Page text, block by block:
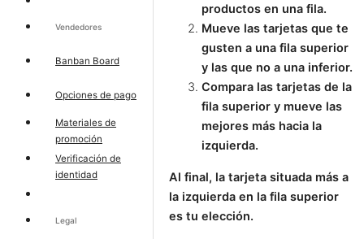
Vendedores
Banban Board
Opciones de pago
Materiales de
promoción
Verificación de
identidad
Legal
productos en una fila.
Mueve las tarjetas que te
gusten a una fila superior
y las que no a una inferior.
Compara las tarjetas de la
fila superior y mueve las
mejores más hacia la
izquierda.
Al final, la tarjeta situada más a
la izquierda en la fila superior
es tu elección.